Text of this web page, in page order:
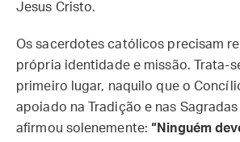
Jesus Cristo.
Os sacerdotes católicos precisam
própria identidade e missão. Trata-
primeiro lugar, naquilo que o
apoiado na Tradição e nas
afirmou solenemente:“Ninguém